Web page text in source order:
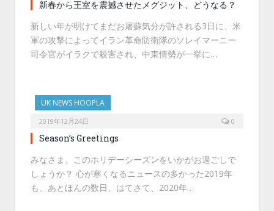
新春から王室を震撼させたメグジット、どうなる？
新しい年が明けてまだお屠蘇気分が許される3日に、米
軍の攻撃によってイラン革命防衛隊のソレイマーニー
司令官がイラクで殺害され、中東情勢が一挙に…
UK NEWS HOOPLA
2019年12月24日 0
Season’s Greetings
みなさま、このホリデーシーズンをいかがお過ごしで
しょうか？ 心が寒くなるニュースの多かった2019年
も、あとほんの数日、はてさて、2020年…